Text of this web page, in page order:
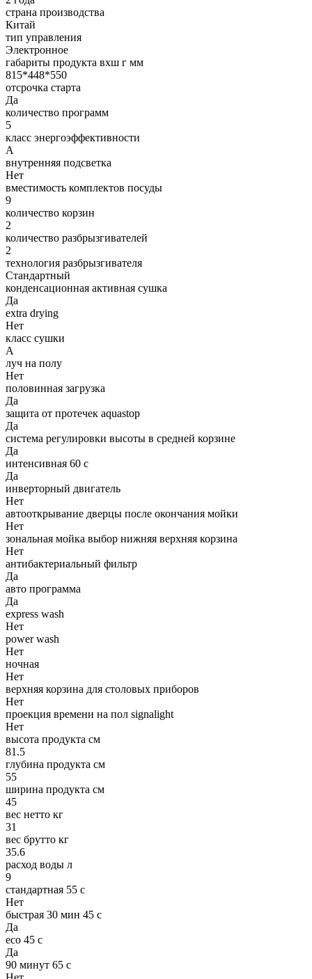
страна производства
Китай
тип управления
Электронное
габариты продукта вхш г мм
815*448*550
отсрочка старта
Да
количество программ
5
класс энергоэффективности
A
внутренняя подсветка
Нет
вместимость комплектов посуды
9
количество корзин
2
количество разбрызгивателей
2
технология разбрызгивателя
Стандартный
конденсационная активная сушка
Да
extra drying
Нет
класс сушки
A
луч на полу
Нет
половинная загрузка
Да
защита от протечек aquastop
Да
система регулировки высоты в средней корзине
Да
интенcивная 60 с
Да
инверторный двигатель
Нет
автооткрывание дверцы после окончания мойки
Нет
зональная мойка выбор нижняя верхняя корзина
Нет
антибактериальный фильтр
Да
авто программа
Да
express wash
Нет
power wash
Нет
ночная
Нет
верхняя корзина для столовых приборов
Нет
проекция времени на пол signalight
Нет
высота продукта см
81.5
глубина продукта см
55
ширина продукта см
45
вес нетто кг
31
вес брутто кг
35.6
расход воды л
9
стандартная 55 с
Нет
быстрая 30 мин 45 с
Да
eco 45 с
Да
90 минут 65 с